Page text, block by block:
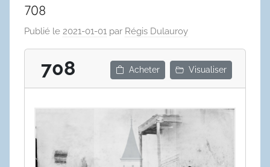
708
Publié le 2021-01-01 par Régis Dulauroy
708 Acheter Visualiser